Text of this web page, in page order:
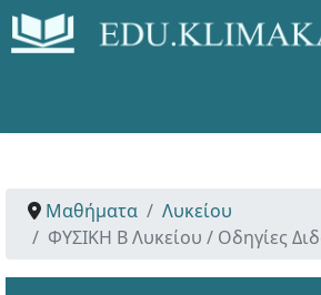
Μαθήματα
Λυκείου
ΦΥΣΙΚΗ Β Λυκείου / Οδηγίες